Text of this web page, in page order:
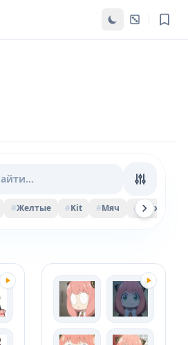
#Желтые #Kit #Мяч # Felix